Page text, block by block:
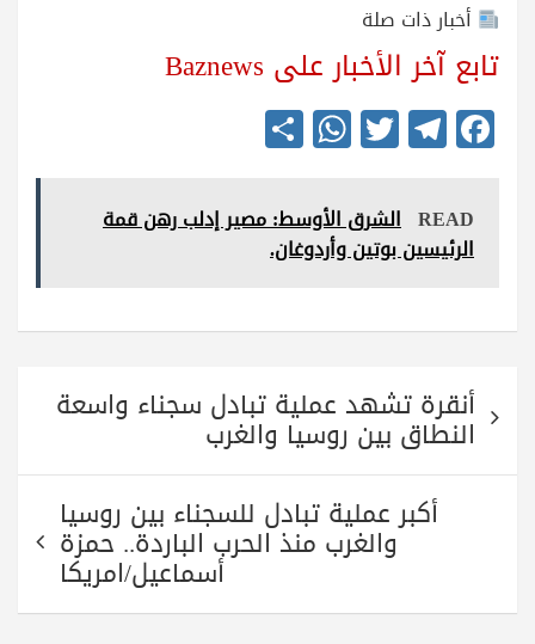
أخبار ذات صلة
تابع آخر الأخبار على Baznews
Fa
ce
bo
ok
Te
le
gr
a
m
T
wi
tte
r
W
ha
ts
A
pp
re READ الشرق الأوسط: مصير إدلب رهن قمة
الرئيسين بوتين وأردوغان.
تصفّح
المقالات
أنقرة تشهد عملية تبادل سجناء واسعة
النطاق بين روسيا والغرب
أكبر عملية تبادل للسجناء بين روسيا
والغرب منذ الحرب الباردة.. حمزة
أسماعيل/امريكا